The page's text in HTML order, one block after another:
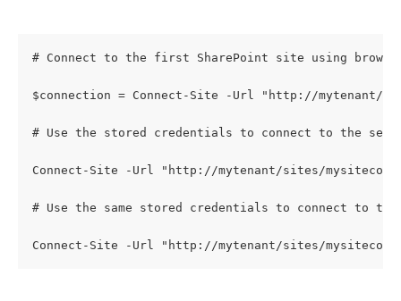
# Connect to the first SharePoint site using
$connection = Connect-Site -Url "http://mytenant/
# Use the stored credentials to connect to the
Connect-Site -Url "http://mytenant/sites/
# Use the same stored credentials to connect to
Connect-Site -Url "http://mytenant/sites/